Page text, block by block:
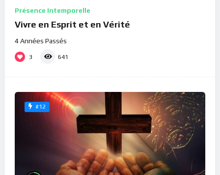
Présence Intemporelle
Vivre en Esprit et en Vérité
4 Années Passés
3 641
#12